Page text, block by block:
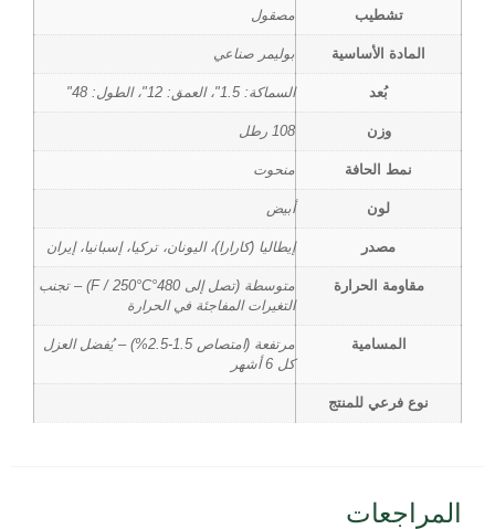
تشطيب مصقول
المادة الأساسية بوليمر صناعي
بُعد السماكة: 1.5"، العمق: 12"، الطول: 48"
وزن 108 رطل
نمط الحافة منحوت
لون أبيض
مصدر إيطاليا (كارارا)، اليونان، تركيا، إسبانيا، إيران
مقاومة الحرارة
متوسطة (تصل إلى 480°F / 250°C) – تجنب
التغيرات المفاجئة في الحرارة
المسامية
مرتفعة (امتصاص 1.5-2.5%) – يُفضل العزل
كل 6 أشهر
نوع فرعي للمنتج
المراجعات